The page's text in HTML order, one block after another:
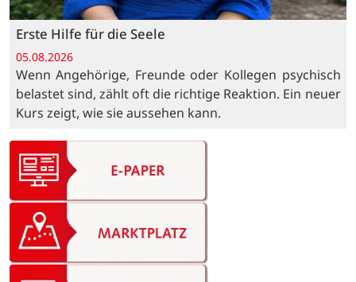
Erste Hilfe für die Seele
05.08.2026
Wenn Angehörige, Freunde oder Kollegen psychisch
belastet sind, zählt oft die richtige Reaktion. Ein neuer
Kurs zeigt, wie sie aussehen kann.